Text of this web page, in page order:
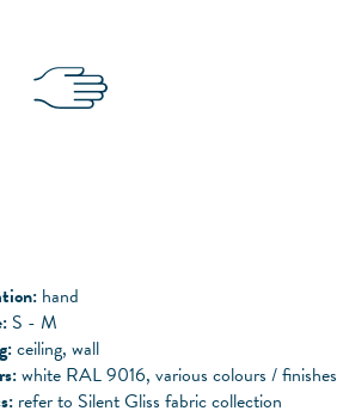
hand
S - M
ceiling, wall
white RAL 9016, various colours / finishes
refer to Silent Gliss fabric collection